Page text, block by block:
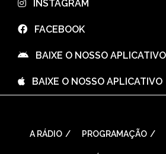
⠀INSTAGRAM
⠀FACEBOOK
⠀BAIXE O NOSSO APLICATIVO
⠀BAIXE O NOSSO APLICATIVO
A RÁDIO PROGRAMAÇÃO